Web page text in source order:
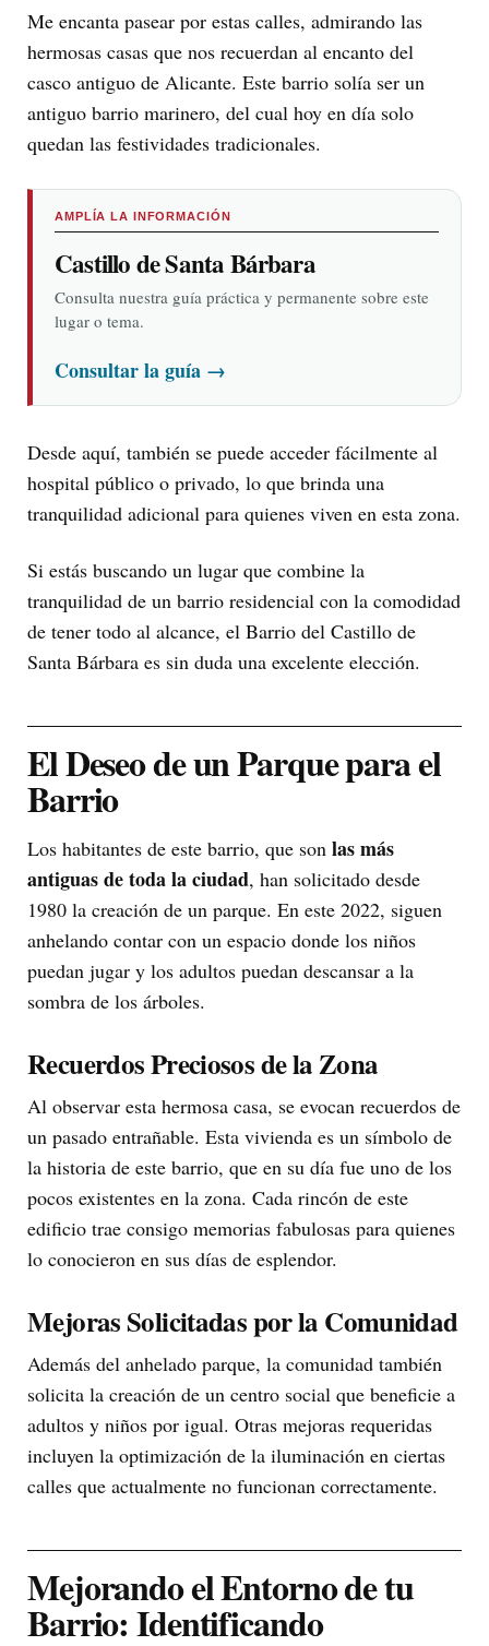
Me encanta pasear por estas calles, admirando las
hermosas casas que nos recuerdan al encanto del
casco antiguo de Alicante. Este barrio solía ser un
antiguo barrio marinero, del cual hoy en día solo
quedan las festividades tradicionales.
AMPLÍA LA INFORMACIÓN
Castillo de Santa Bárbara
Consulta nuestra guía práctica y permanente sobre este
lugar o tema.
Consultar la guía →
Desde aquí, también se puede acceder fácilmente al
hospital público o privado, lo que brinda una
tranquilidad adicional para quienes viven en esta zona.
Si estás buscando un lugar que combine la
tranquilidad de un barrio residencial con la comodidad
de tener todo al alcance, el Barrio del Castillo de
Santa Bárbara es sin duda una excelente elección.
El Deseo de un Parque para el
Barrio
Los habitantes de este barrio, que son las más
antiguas de toda la ciudad, han solicitado desde
1980 la creación de un parque. En este 2022, siguen
anhelando contar con un espacio donde los niños
puedan jugar y los adultos puedan descansar a la
sombra de los árboles.
Recuerdos Preciosos de la Zona
Al observar esta hermosa casa, se evocan recuerdos de
un pasado entrañable. Esta vivienda es un símbolo de
la historia de este barrio, que en su día fue uno de los
pocos existentes en la zona. Cada rincón de este
edificio trae consigo memorias fabulosas para quienes
lo conocieron en sus días de esplendor.
Mejoras Solicitadas por la Comunidad
Además del anhelado parque, la comunidad también
solicita la creación de un centro social que beneficie a
adultos y niños por igual. Otras mejoras requeridas
incluyen la optimización de la iluminación en ciertas
calles que actualmente no funcionan correctamente.
Mejorando el Entorno de tu
Barrio: Identificando